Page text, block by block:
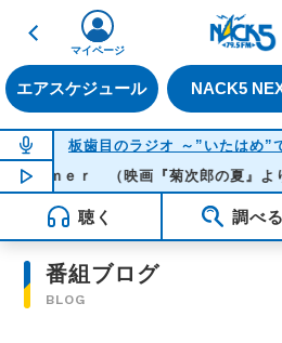
戻る
エアスケジュール NACK5
マイページ
NOW ON AIR
板歯目のラジオ ～”いたはめ”
NOW PLAYING01:54
ｍｍｅｒ （映画『菊次郎の夏』より
聴く 調べる
番組ブログ
BLOG